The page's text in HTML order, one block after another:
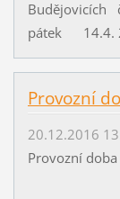
pátek
Provozní
20.12.2016
Provozní